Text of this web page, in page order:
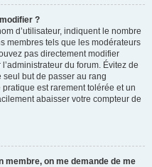
?
d’utilisateur, indiquent le nombre
membres tels que les modérateurs
pas directement modifier
du forum. Évitez de
but de passer au rang
est rarement tolérée et un
abaisser votre compteur de
membre, on me demande de me